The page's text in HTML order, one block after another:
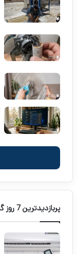
پربازدیدترین 7 روز گذشته